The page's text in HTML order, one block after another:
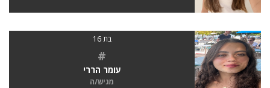
בת 16
#
עומר הררי
מגיש/ה